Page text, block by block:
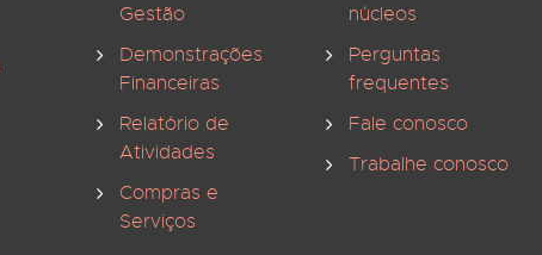
Gestão
Demonstrações
Financeiras
Relatório de
Atividades
Compras e
Serviços
núcleos
Perguntas
frequentes
Fale conosco
Trabalhe conosco